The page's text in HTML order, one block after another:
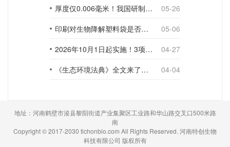
厚度仅0.006毫米！我国研制出超薄型全生物降解渗水地膜
05-26
印刷对生物降解塑料袋是否构成影响？
05-06
2026年10月1日起实施！3项生物降解能力检测新国标
04-27
《生态环境法典》全文来了！降解材料、生物基应用与包装环保规范
04-04
地址：河南鹤壁市浚县黎阳街道产业集聚区工业路和华山路交叉口500米路
南
Copyright © 2017-2030 tichonbio.com All Rights Reserved. 河南特创生物
科技有限公司 版权所有